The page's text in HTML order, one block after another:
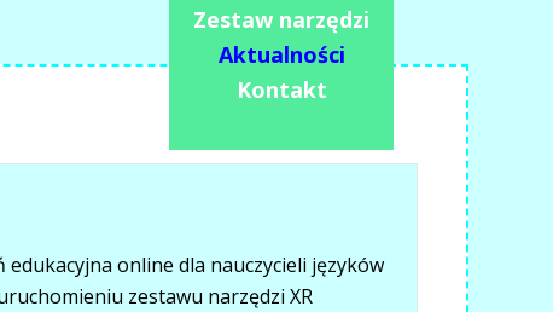
Zestaw narzędzi
Aktualności
Kontakt
edukacyjna online dla nauczycieli języków
zestawu narzędzi XR